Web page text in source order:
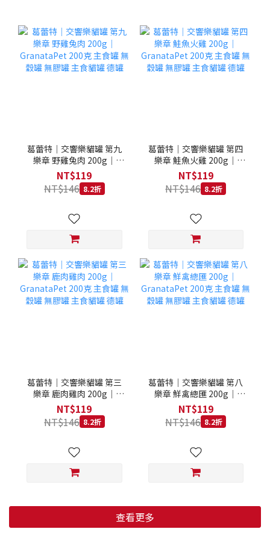
葛蕾特｜交響樂貓罐 第九
樂章 野雞兔肉 200g｜
GranataPet 200克 主食罐
無穀罐 無膠罐 主食貓罐 德
罐
NT$119
NT$146 8.2折
葛蕾特｜交響樂貓罐 第四
樂章 鮭魚火雞 200g｜
GranataPet 200克 主食罐
無穀罐 無膠罐 主食貓罐 德
罐
NT$119
NT$146 8.2折
葛蕾特｜交響樂貓罐 第三
樂章 鹿肉雞肉 200g｜
GranataPet 200克 主食罐
無穀罐 無膠罐 主食貓罐 德
罐
NT$119
NT$146 8.2折
葛蕾特｜交響樂貓罐 第八
樂章 鮮禽總匯 200g｜
GranataPet 200克 主食罐
無穀罐 無膠罐 主食貓罐 德
罐
NT$119
NT$146 8.2折
查看更多